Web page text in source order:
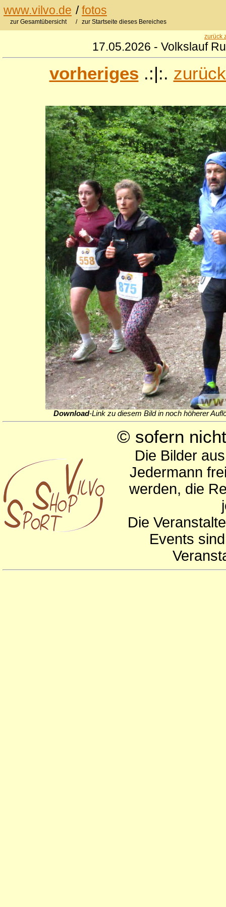
www.vilvo.de /fotos
zur Gesamtübersicht / zur Startseite dieses Bereiches
zurück
17.05.2026 - Volkslauf
vorheriges .:|:.
Download-Link zu diesem Bild in noch höherer
© sofern
Die Bilder
Jedermann
werden, die
Die
Events